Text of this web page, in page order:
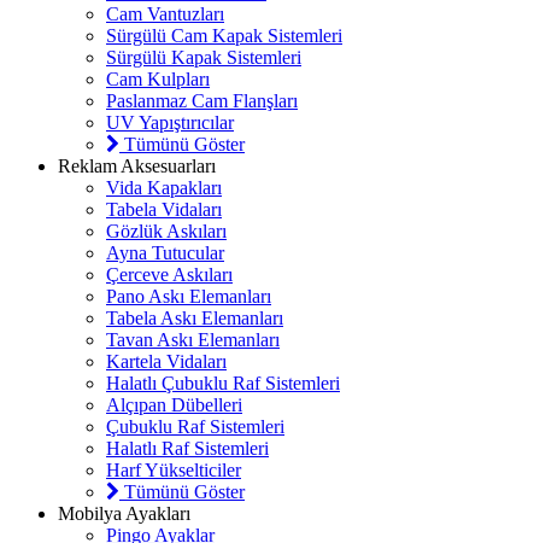
Cam Vantuzları
Sürgülü Cam Kapak Sistemleri
Sürgülü Kapak Sistemleri
Cam Kulpları
Paslanmaz Cam Flanşları
UV Yapıştırıcılar
Tümünü Göster
Reklam Aksesuarları
Vida Kapakları
Tabela Vidaları
Gözlük Askıları
Ayna Tutucular
Çerceve Askıları
Pano Askı Elemanları
Tabela Askı Elemanları
Tavan Askı Elemanları
Kartela Vidaları
Halatlı Çubuklu Raf Sistemleri
Alçıpan Dübelleri
Çubuklu Raf Sistemleri
Halatlı Raf Sistemleri
Harf Yükselticiler
Tümünü Göster
Mobilya Ayakları
Pingo Ayaklar